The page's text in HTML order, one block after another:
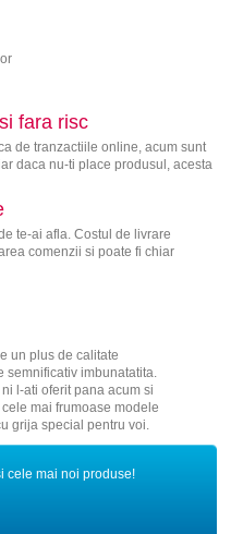
fara risc
de tranzactiile online, acum sunt
daca nu-ti place produsul, acesta
te-ai afla. Costul de livrare
comenzii si poate fi chiar
un plus de calitate
semnificativ imbunatatita.
l-ati oferit pana acum si
mai frumoase modele
grija special pentru voi.
cele mai noi produse!